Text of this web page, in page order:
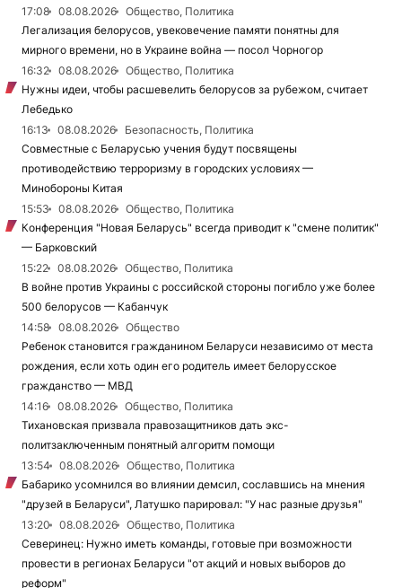
17:08
08.08.2026
Общество, Политика
Легализация белорусов, увековечение памяти понятны для
мирного времени, но в Украине война — посол Чорногор
16:32
08.08.2026
Общество, Политика
Нужны идеи, чтобы расшевелить белорусов за рубежом, считает
Лебедько
16:13
08.08.2026
Безопасность, Политика
Совместные с Беларусью учения будут посвящены
противодействию терроризму в городских условиях —
Минобороны Китая
15:53
08.08.2026
Общество, Политика
Конференция "Новая Беларусь" всегда приводит к "смене политик"
— Барковский
15:22
08.08.2026
Общество, Политика
В войне против Украины с российской стороны погибло уже более
500 белорусов — Кабанчук
14:58
08.08.2026
Общество
Ребенок становится гражданином Беларуси независимо от места
рождения, если хоть один его родитель имеет белорусское
гражданство — МВД
14:16
08.08.2026
Общество, Политика
Тихановская призвала правозащитников дать экс-
политзаключенным понятный алгоритм помощи
13:54
08.08.2026
Общество, Политика
Бабарико усомнился во влиянии демсил, сославшись на мнения
"друзей в Беларуси", Латушко парировал: "У нас разные друзья"
13:20
08.08.2026
Общество, Политика
Северинец: Нужно иметь команды, готовые при возможности
провести в регионах Беларуси "от акций и новых выборов до
реформ"